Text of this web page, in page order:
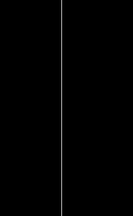
约）
务中心（需提前预约）
服务中心（需提前预约）
务中心（需提前预约）
授权店3楼名士售后服务中
名士售后服务中心（需提前
约）